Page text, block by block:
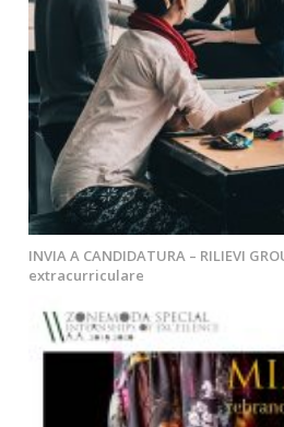
INVIA A CANDIDATURA – RILIEVI
extracurriculare